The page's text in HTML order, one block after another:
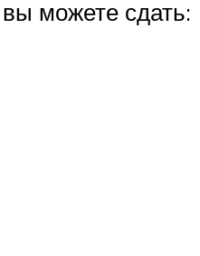
можете сдать: